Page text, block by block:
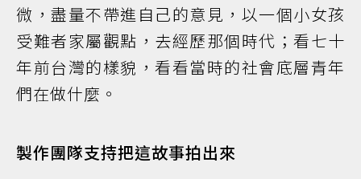
微，盡量不帶進自己的意見，以一個小女孩
受難者家屬觀點，去經歷那個時代；看七十
年前台灣的樣貌，看看當時的社會底層青年
們在做什麼。
製作團隊支持把這故事拍出來